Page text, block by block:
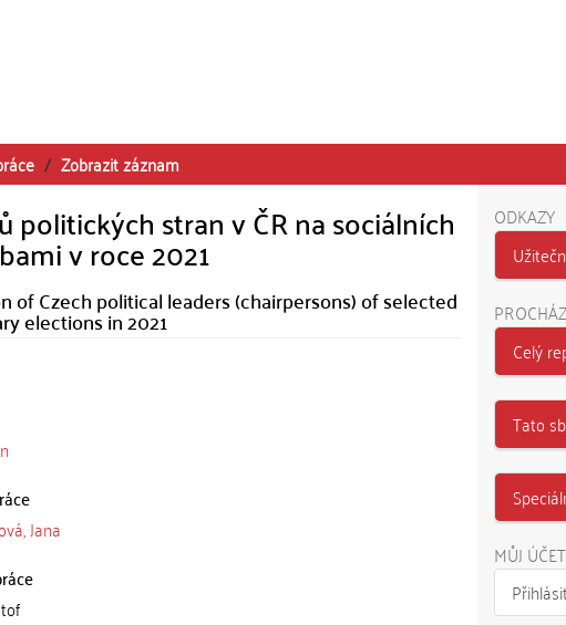
Zobrazit záznam
stran v ČR na sociálních
v roce 2021
Czech political leaders (chairpersons) of selected
elections in 2021
Jana
ODKAZY
Celý
Tato
MŮJ ÚČET